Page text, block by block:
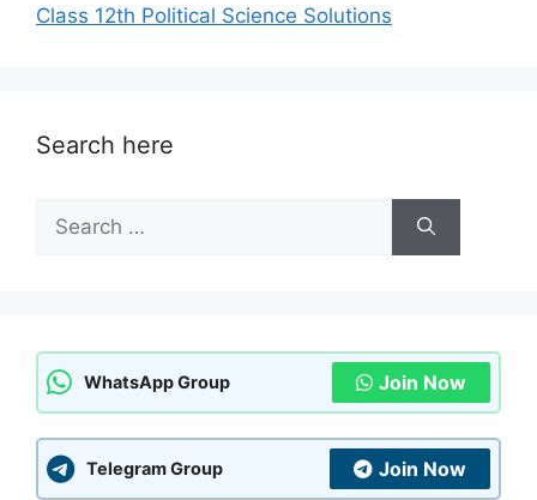
Class 12th Political Science Solutions
Search here
for:
WhatsApp Group Join Now
Telegram Group Join Now